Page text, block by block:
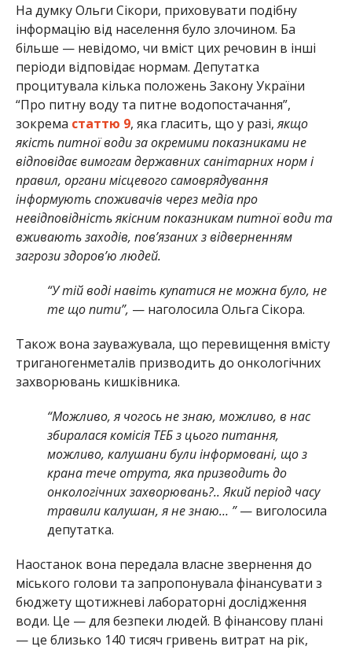
На думку Ольги Сікори, приховувати подібну
інформацію від населення було злочином. Ба
більше — невідомо, чи вміст цих речовин в інші
періоди відповідає нормам. Депутатка
процитувала кілька положень Закону України
“Про питну воду та питне водопостачання”,
зокрема статтю 9, яка гласить, що у разі,якщо
якість питної води за окремими показниками не
відповідає вимогам державних санітарних норм і
правил, органи місцевого самоврядування
інформують споживачів через медіа про
невідповідність якісним показникам питної води та
вживають заходів, пов’язаних з відверненням
загрози здоров’ю людей.
“У тій воді навіть купатися не можна було, не
те що пити”, — наголосила Ольга Сікора.
Також вона зауважувала, що перевищення вмісту
триганогенметалів призводить до онкологічних
захворювань кишківника.
“Можливо, я чогось не знаю, можливо, в нас
збиралася комісія ТЕБ з цього питання,
можливо, калушани були інформовані, що з
крана тече отрута, яка призводить до
онкологічних захворювань?.. Який період часу
травили калушан, я не знаю… ”— виголосила
депутатка.
Наостанок вона передала власне звернення до
міського голови та запропонувала фінансувати з
бюджету щотижневі лабораторні дослідження
води. Це — для безпеки людей. В фінансову плані
— це близько 140 тисяч гривень витрат на рік,